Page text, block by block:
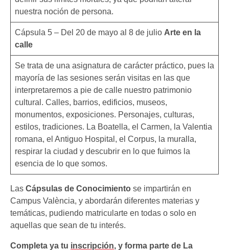
nuestra noción de persona.
Cápsula 5 – Del 20 de mayo al 8 de julio Arte en la
calle
Se trata de una asignatura de carácter práctico, pues la
mayoría de las sesiones serán visitas en las que
interpretaremos a pie de calle nuestro patrimonio
cultural. Calles, barrios, edificios, museos,
monumentos, exposiciones. Personajes, culturas,
estilos, tradiciones. La Boatella, el Carmen, la Valentia
romana, el Antiguo Hospital, el Corpus, la muralla,
respirar la ciudad y descubrir en lo que fuimos la
esencia de lo que somos.
Las Cápsulas de Conocimiento se impartirán en
Campus València, y abordarán diferentes materias y
temáticas, pudiendo matricularte en todas o solo en
aquellas que sean de tu interés.
Completa ya tu inscripción, y forma parte de La